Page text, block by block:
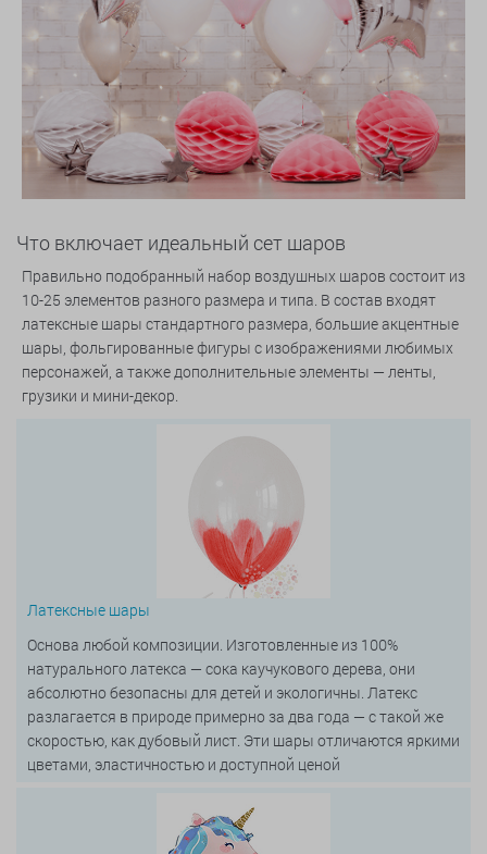
Что включает идеальный сет шаров
Правильно подобранный набор воздушных шаров состоит из
10-25 элементов разного размера и типа. В состав входят
латексные шары стандартного размера, большие акцентные
шары, фольгированные фигуры с изображениями любимых
персонажей, а также дополнительные элементы — ленты,
грузики и мини-декор.
Латексные шары
Основа любой композиции. Изготовленные из 100%
натурального латекса — сока каучукового дерева, они
абсолютно безопасны для детей и экологичны. Латекс
разлагается в природе примерно за два года — с такой же
скоростью, как дубовый лист. Эти шары отличаются яркими
цветами, эластичностью и доступной ценой